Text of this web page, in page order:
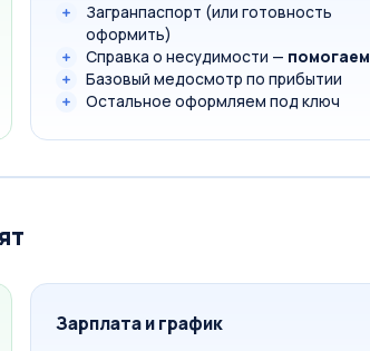
Загранпаспорт (или готовность
оформить)
Справка о несудимости — помогаем
Базовый медосмотр по прибытии
Остальное оформляем под ключ
Зарплата и график